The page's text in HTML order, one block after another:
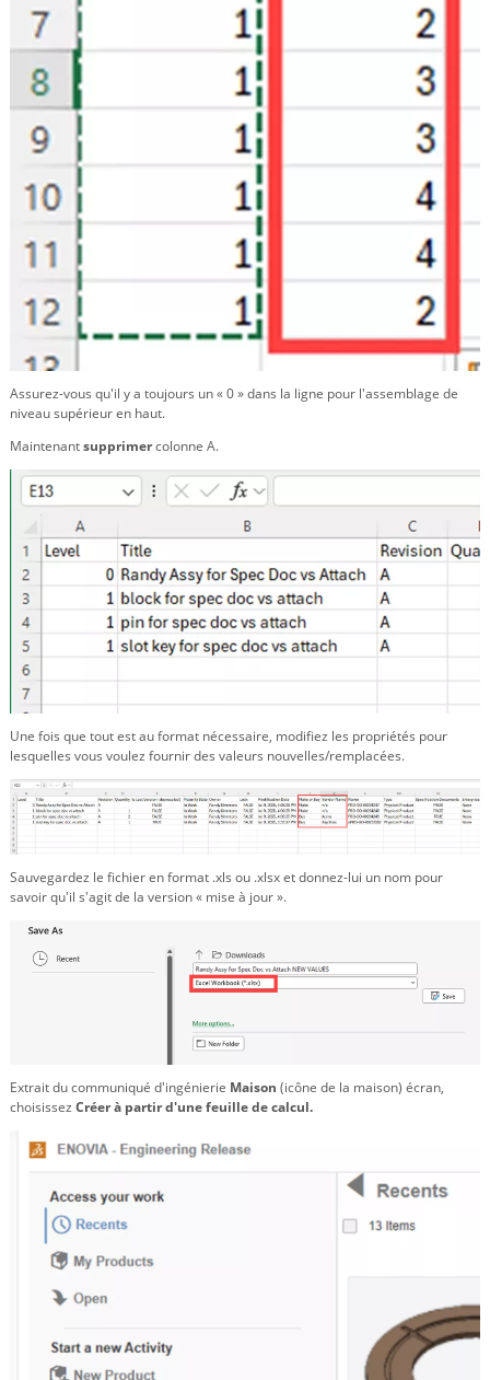
Assurez-vous qu'il y a toujours un « 0 » dans la ligne pour l'assemblage de
niveau supérieur en haut.
Maintenantsupprimercolonne A.
Une fois que tout est au format nécessaire, modifiez les propriétés pour
lesquelles vous voulez fournir des valeurs nouvelles/remplacées.
Sauvegardez le fichier en format .xls ou .xlsx et donnez-lui un nom pour
savoir qu'il s'agit de la version « mise à jour ».
Extrait du communiqué d'ingénierie Maison (icône de la maison) écran,
choisissez Créer à partir d'une feuille de calcul.